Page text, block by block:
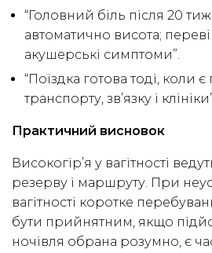
“Головний біль після 20
автоматично висота;
акушерські симптоми”.
“Поїздка готова тоді, коли
транспорту, зв’язку і
Практичний висновок
Високогір’я у вагітності
резерву і маршруту. При
вагітності коротке
бути прийнятним, якщо
ночівля обрана розумно, є